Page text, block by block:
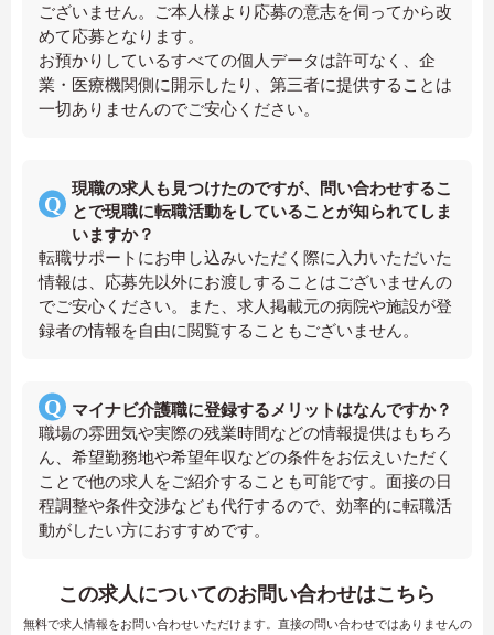
ございません。ご本人様より応募の意志を伺ってから改
めて応募となります。
お預かりしているすべての個人データは許可なく、企
業・医療機関側に開示したり、第三者に提供することは
一切ありませんのでご安心ください。
現職の求人も見つけたのですが、問い合わせするこ
とで現職に転職活動をしていることが知られてしま
いますか？
転職サポートにお申し込みいただく際に入力いただいた
情報は、応募先以外にお渡しすることはございませんの
でご安心ください。また、求人掲載元の病院や施設が登
録者の情報を自由に閲覧することもございません。
マイナビ介護職に登録するメリットはなんですか？
職場の雰囲気や実際の残業時間などの情報提供はもちろ
ん、希望勤務地や希望年収などの条件をお伝えいただく
ことで他の求人をご紹介することも可能です。面接の日
程調整や条件交渉なども代行するので、効率的に転職活
動がしたい方におすすめです。
この求人についてのお問い合わせはこちら
無料で求人情報をお問い合わせいただけます。直接の問い合わせではありませんの